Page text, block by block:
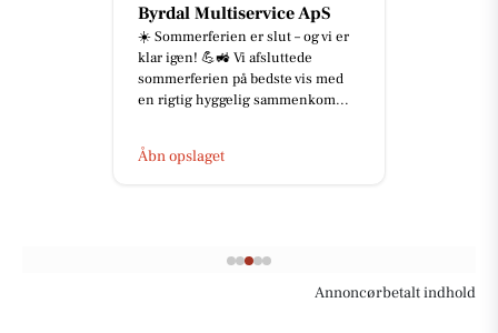
Byrdal Multiservice ApS
☀️ Sommerferien er slut – og vi er
klar igen! 💪🚜 Vi afsluttede
sommerferien på bedste vis med
en rigtig hyggelig sammenkom...
Åbn opslaget
Annoncørbetalt indhold